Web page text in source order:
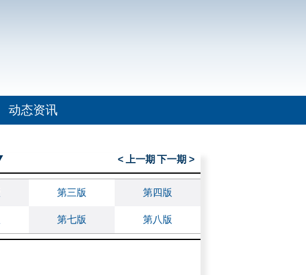
动态资讯
< 上一期 下一期 >
第三版 第四版
第七版 第八版